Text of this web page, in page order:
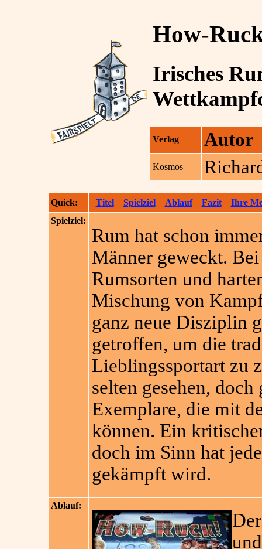
How-
Irisches
Verlag Autor
Kosmos
Quick: Titel Spielziel Ablauf Fazit
Ihre
Spielziel:
Rum hat schon
Männer geweckt.
Rumsorten und
Mischung von
ganz neue Disziplin
getroffen, um die
Lieblingssportart zu
selten gesehen,
Exemplare, die mit
können. Ein
doch im Sinn hat
gekämpft wird.
Ablauf: